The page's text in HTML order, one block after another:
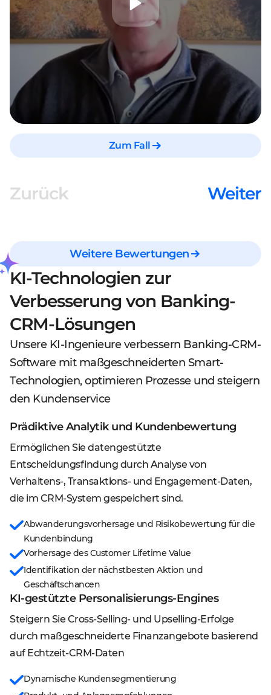
Zum Fall
Zurück Weiter
Weitere Bewertungen
KI-Technologien zur
Verbesserung von Banking-
CRM-Lösungen
Unsere KI-Ingenieure verbessern Banking-CRM-
Software mit maßgeschneiderten Smart-
Technologien, optimieren Prozesse und steigern
den Kundenservice
Prädiktive Analytik und Kundenbewertung
Ermöglichen Sie datengestützte
Entscheidungsfindung durch Analyse von
Verhaltens-, Transaktions- und Engagement-Daten,
die im CRM-System gespeichert sind.
Abwanderungsvorhersage und Risikobewertung für die
Kundenbindung
Vorhersage des Customer Lifetime Value
Identifikation der nächstbesten Aktion und
Geschäftschancen
KI-gestützte Personalisierungs-Engines
Steigern Sie Cross-Selling- und Upselling-Erfolge
durch maßgeschneiderte Finanzangebote basierend
auf Echtzeit-CRM-Daten
Dynamische Kundensegmentierung